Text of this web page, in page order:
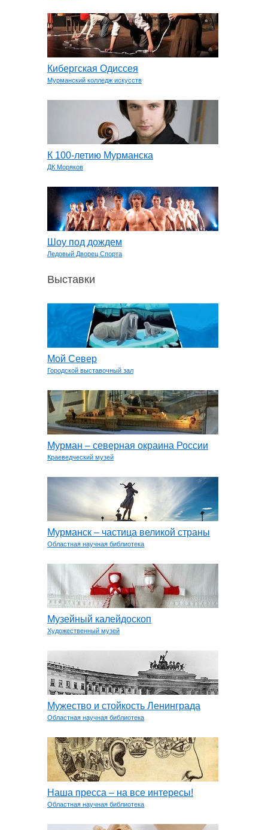
Кибергская Одиссея
Мурманский колледж искусств
К 100-летию Мурманска
ДК Моряков
Шоу под дождем
Ледовый Дворец Спорта
Выставки
Мой Север
Городской выставочный зал
Мурман – северная окраина России
Краеведческий музей
Мурманск – частица великой страны
Областная научная библиотека
Музейный калейдоскоп
Художественный музей
Мужество и стойкость Ленинграда
Областная научная библиотека
Наша пресса – на все интересы!
Областная научная библиотека